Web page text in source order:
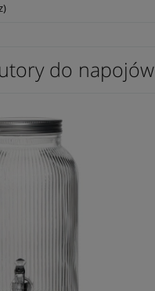
do napojów